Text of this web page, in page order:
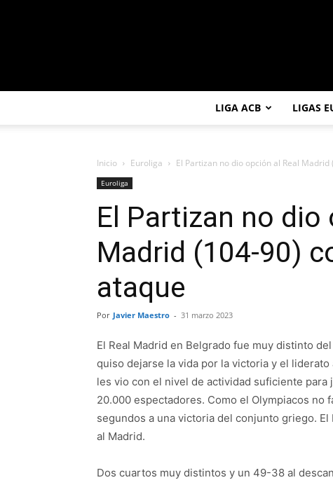
LIGA ACB LIGAS
Inicio Euroliga El Partizan no dio opción al Real
Euroliga
El Partizan no dio
Madrid (104-90)
ataque
Por Javier Maestro - 31 marzo 2023
El Real Madrid en Belgrado fue muy distinto
quiso dejarse la vida por la victoria y el
les vio con el nivel de actividad suficiente
20.000 espectadores. Como el Olympiacos no
segundos a una victoria del conjunto griego.
al Madrid.
Dos cuartos muy distintos y un 49-38 al